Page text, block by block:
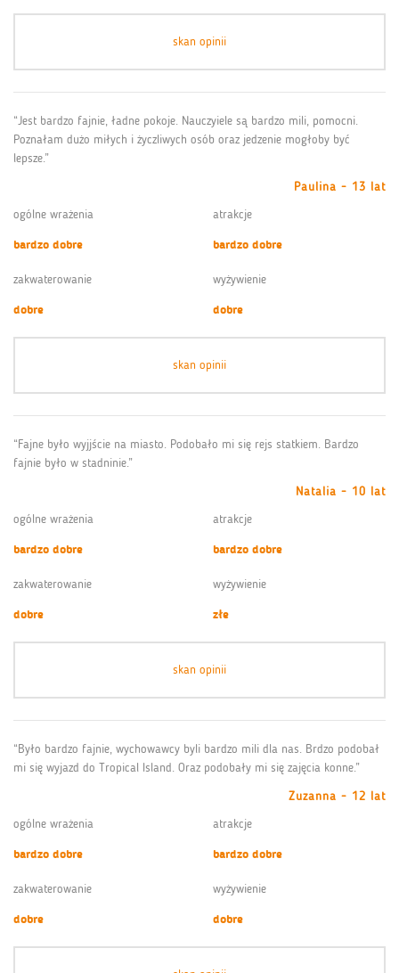
skan opinii
“Jest bardzo fajnie, ładne pokoje. Nauczyiele są bardzo mili, pomocni.
Poznałam dużo miłych i życzliwych osób oraz jedzenie mogłoby być
lepsze.”
Paulina - 13 lat
ogólne wrażenia
bardzo dobre
atrakcje
bardzo dobre
zakwaterowanie
dobre
wyżywienie
dobre
skan opinii
“Fajne było wyjjście na miasto. Podobało mi się rejs statkiem. Bardzo
fajnie było w stadninie.”
Natalia - 10 lat
ogólne wrażenia
bardzo dobre
atrakcje
bardzo dobre
zakwaterowanie
dobre
wyżywienie
złe
skan opinii
“Było bardzo fajnie, wychowawcy byli bardzo mili dla nas. Brdzo podobał
mi się wyjazd do Tropical Island. Oraz podobały mi się zajęcia konne.”
Zuzanna - 12 lat
ogólne wrażenia
bardzo dobre
atrakcje
bardzo dobre
zakwaterowanie
dobre
wyżywienie
dobre